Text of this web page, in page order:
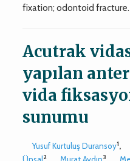
fixation; odontoid fracture.
Acutrak
yapılan
vida
sunumu
Yusuf Kurtuluş Duransoy1,
Ünsal2, Murat Aydın3,